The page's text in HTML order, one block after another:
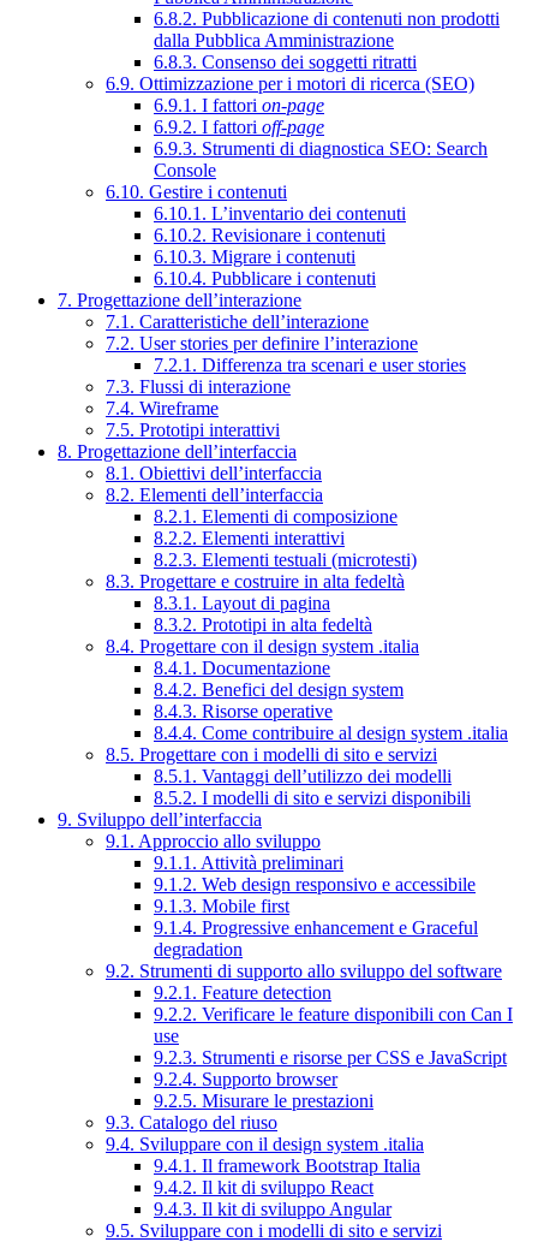
6.8.2. Pubblicazione di contenuti non prodotti
dalla Pubblica Amministrazione
6.8.3. Consenso dei soggetti ritratti
6.9. Ottimizzazione per i motori di ricerca (SEO)
6.9.1. I fattori on-page
6.9.2. I fattori off-page
6.9.3. Strumenti di diagnostica SEO: Search
Console
6.10. Gestire i contenuti
6.10.1. L’inventario dei contenuti
6.10.2. Revisionare i contenuti
6.10.3. Migrare i contenuti
6.10.4. Pubblicare i contenuti
7. Progettazione dell’interazione
7.1. Caratteristiche dell’interazione
7.2. User stories per definire l’interazione
7.2.1. Differenza tra scenari e user stories
7.3. Flussi di interazione
7.4. Wireframe
7.5. Prototipi interattivi
8. Progettazione dell’interfaccia
8.1. Obiettivi dell’interfaccia
8.2. Elementi dell’interfaccia
8.2.1. Elementi di composizione
8.2.2. Elementi interattivi
8.2.3. Elementi testuali (microtesti)
8.3. Progettare e costruire in alta fedeltà
8.3.1. Layout di pagina
8.3.2. Prototipi in alta fedeltà
8.4. Progettare con il design system .italia
8.4.1. Documentazione
8.4.2. Benefici del design system
8.4.3. Risorse operative
8.4.4. Come contribuire al design system .italia
8.5. Progettare con i modelli di sito e servizi
8.5.1. Vantaggi dell’utilizzo dei modelli
8.5.2. I modelli di sito e servizi disponibili
9. Sviluppo dell’interfaccia
9.1. Approccio allo sviluppo
9.1.1. Attività preliminari
9.1.2. Web design responsivo e accessibile
9.1.3. Mobile first
9.1.4. Progressive enhancement e Graceful
degradation
9.2. Strumenti di supporto allo sviluppo del software
9.2.1. Feature detection
9.2.2. Verificare le feature disponibili con Can I
use
9.2.3. Strumenti e risorse per CSS e JavaScript
9.2.4. Supporto browser
9.2.5. Misurare le prestazioni
9.3. Catalogo del riuso
9.4. Sviluppare con il design system .italia
9.4.1. Il framework Bootstrap Italia
9.4.2. Il kit di sviluppo React
9.4.3. Il kit di sviluppo Angular
9.5. Sviluppare con i modelli di sito e servizi